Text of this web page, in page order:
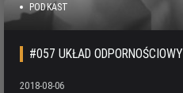
PODKAST
#057 UKŁAD ODPORNOŚCIOWY
2018-08-06